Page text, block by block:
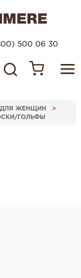
500 06 30
ДЛЯ ЖЕНЩИН >
ГОЛЬФЫ